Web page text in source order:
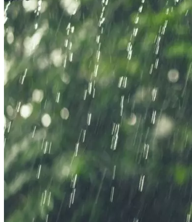
Криминал
Спорт
Черноземье
Россия